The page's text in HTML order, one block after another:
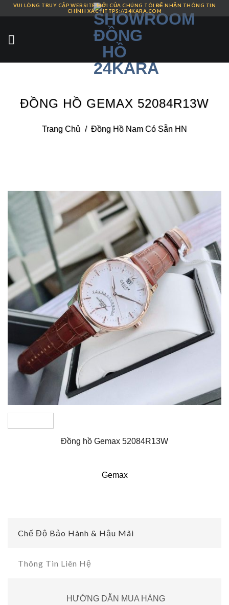
Skip
content
VUI LÒNG TRUY CẬP WEBSITE MỚI CỦA CHÚNG TÔI ĐỂ NHẬN THÔNG TIN
CHÍNH XÁC HTTPS://24KARA.COM
ĐỒNG HỒ GEMAX 52084R13W
Trang Chủ / Đồng Hồ Nam Có Sẵn HN
Đồng hồ Gemax 52084R13W
Gemax
Chế Độ Bảo Hành & Hậu Mãi
Thông Tin Liên Hệ
HƯỚNG DẪN MUA HÀNG